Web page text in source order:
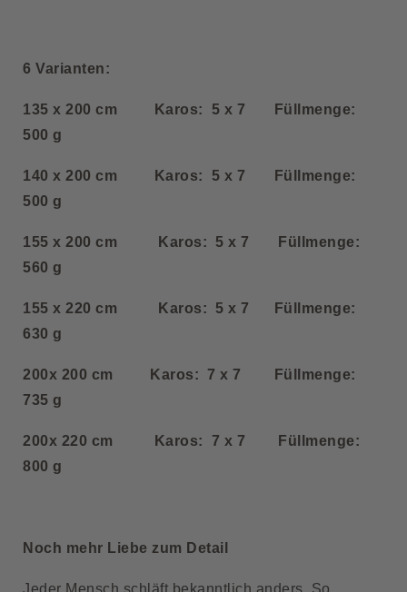
6 Varianten:
135 x 200 cm Karos: 5 x 7 Füllmenge:
500 g
140 x 200 cm Karos: 5 x 7 Füllmenge:
500 g
155 x 200 cm Karos: 5 x 7 Füllmenge:
560 g
155 x 220 cm Karos: 5 x 7 Füllmenge:
630 g
200x 200 cm Karos: 7 x 7 Füllmenge:
735 g
200x 220 cm Karos: 7 x 7 Füllmenge:
800 g
Noch mehr Liebe zum Detail